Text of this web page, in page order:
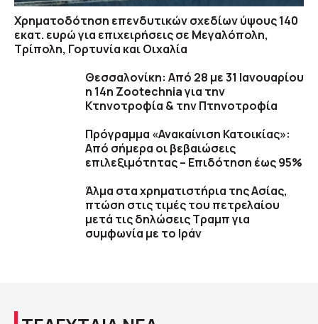
Χρηματοδότηση επενδυτικών σχεδίων ύψους 140
εκατ. ευρώ για επιχειρήσεις σε Μεγαλόπολη,
Τρίπολη, Γορτυνία και Οιχαλία
Θεσσαλονίκη: Από 28 με 31 Ιανουαρίου
η 14η Zootechnia για την
Κτηνοτροφία & την Πτηνοτροφία
Πρόγραμμα «Ανακαίνιση Κατοικίας»:
Από σήμερα οι βεβαιώσεις
επιλεξιμότητας – Επιδότηση έως 95%
Άλμα στα χρηματιστήρια της Ασίας,
πτώση στις τιμές του πετρελαίου
μετά τις δηλώσεις Τραμπ για
συμφωνία με το Ιράν